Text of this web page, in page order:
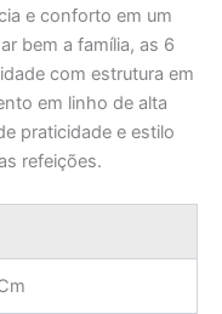
e conforto em um
bem a família, as 6
com estrutura em
em linho de alta
praticidade e estilo
refeições.